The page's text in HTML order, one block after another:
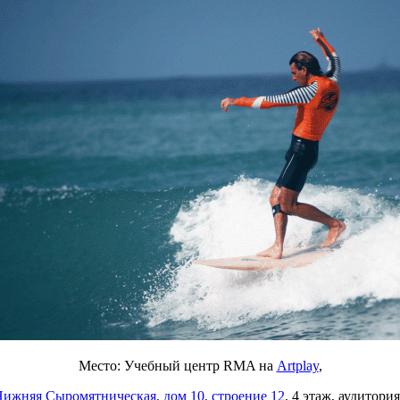
Место: Учебный центр RMA на Artplay,
Сыромятническая, дом 10, строение 12, 4 этаж,